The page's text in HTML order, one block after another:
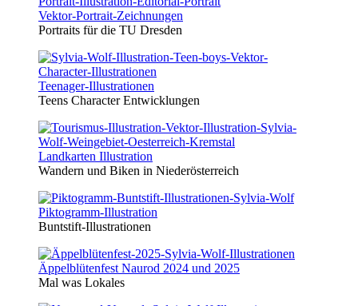
Vektor-Portrait-Zeichnungen
Portraits für die TU Dresden
Teenager-Illustrationen
Teens Character Entwicklungen
Landkarten Illustration
Wandern und Biken in Niederösterreich
Piktogramm-Illustration
Buntstift-Illustrationen
Äppelblütenfest Naurod 2024 und 2025
Mal was Lokales